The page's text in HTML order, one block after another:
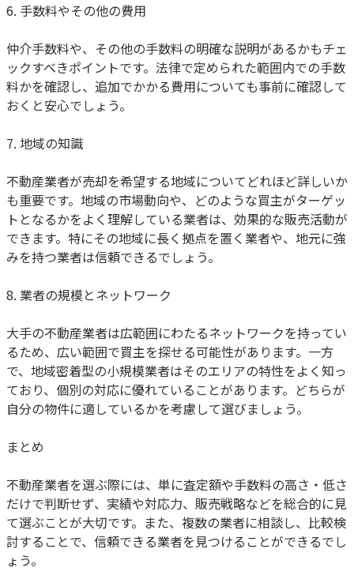
6. 手数料やその他の費用
仲介手数料や、その他の手数料の明確な説明があるかもチェ
ックすべきポイントです。法律で定められた範囲内での手数
料かを確認し、追加でかかる費用についても事前に確認して
おくと安心でしょう。
7. 地域の知識
不動産業者が売却を希望する地域についてどれほど詳しいか
も重要です。地域の市場動向や、どのような買主がターゲッ
トとなるかをよく理解している業者は、効果的な販売活動が
できます。特にその地域に長く拠点を置く業者や、地元に強
みを持つ業者は信頼できるでしょう。
8. 業者の規模とネットワーク
大手の不動産業者は広範囲にわたるネットワークを持ってい
るため、広い範囲で買主を探せる可能性があります。一方
で、地域密着型の小規模業者はそのエリアの特性をよく知っ
ており、個別の対応に優れていることがあります。どちらが
自分の物件に適しているかを考慮して選びましょう。
まとめ
不動産業者を選ぶ際には、単に査定額や手数料の高さ・低さ
だけで判断せず、実績や対応力、販売戦略などを総合的に見
て選ぶことが大切です。また、複数の業者に相談し、比較検
討することで、信頼できる業者を見つけることができるでし
ょう。